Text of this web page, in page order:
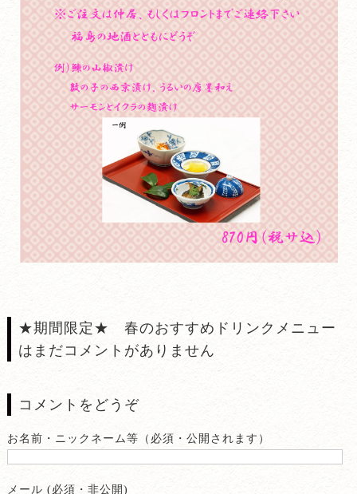
★期間限定★ 春のおすすめドリンクメニュー
はまだコメントがありません
コメントをどうぞ
お名前・ニックネーム等（必須・公開されます）
メール (必須・非公開)